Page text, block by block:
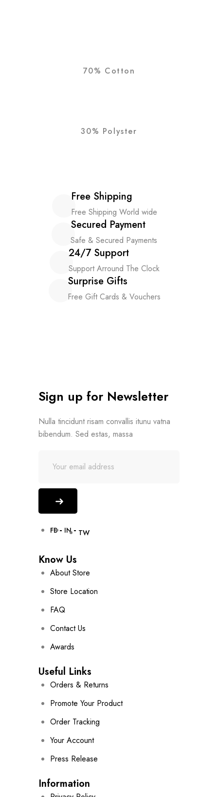
70% Cotton
30% Polyster
Free Shipping
Free Shipping World wide
Secured Payment
Safe & Secured Payments
24/7 Support
Support Arround The Clock
Surprise Gifts
Free Gift Cards & Vouchers
Sign up for Newsletter
Nulla tincidunt risam convallis itunu vatna
bibendum. Sed estas, massa
FB IN TW
Know Us
About Store
Store Location
FAQ
Contact Us
Awards
Useful Links
Orders & Returns
Promote Your Product
Order Tracking
Your Account
Press Release
Information